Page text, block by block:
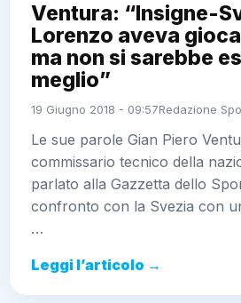
Ventura: “Insigne-
Lorenzo aveva
ma non si sarebbe
meglio”
19 Giugno 2018 - 09:57Redazione
Le sue parole Gian Piero
commissario tecnico della
parlato alla Gazzetta dello
confronto con la Svezia con
…
Leggi l’articolo →